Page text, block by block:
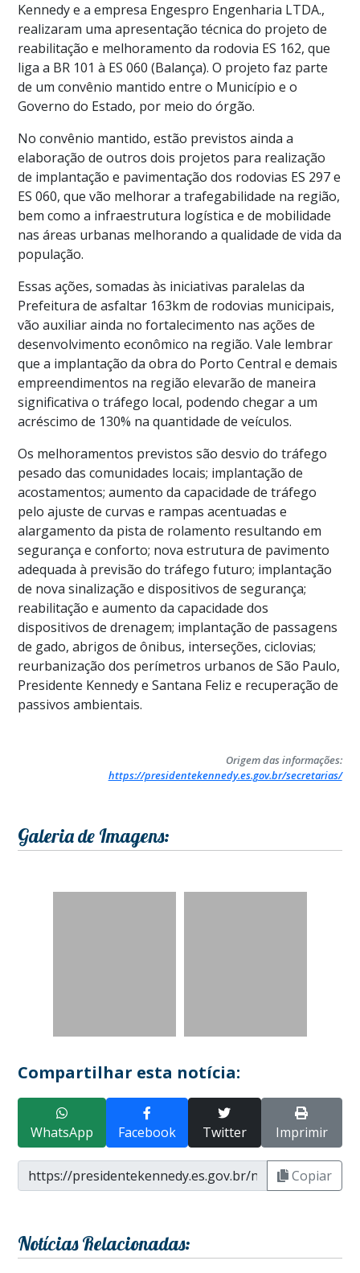
Kennedy e a empresa Engespro Engenharia LTDA.,
realizaram uma apresentação técnica do projeto de
reabilitação e melhoramento da rodovia ES 162, que
liga a BR 101 à ES 060 (Balança). O projeto faz parte
de um convênio mantido entre o Município e o
Governo do Estado, por meio do órgão.
No convênio mantido, estão previstos ainda a
elaboração de outros dois projetos para realização
de implantação e pavimentação dos rodovias ES 297 e
ES 060, que vão melhorar a trafegabilidade na região,
bem como a infraestrutura logística e de mobilidade
nas áreas urbanas melhorando a qualidade de vida da
população.
Essas ações, somadas às iniciativas paralelas da
Prefeitura de asfaltar 163km de rodovias municipais,
vão auxiliar ainda no fortalecimento nas ações de
desenvolvimento econômico na região. Vale lembrar
que a implantação da obra do Porto Central e demais
empreendimentos na região elevarão de maneira
significativa o tráfego local, podendo chegar a um
acréscimo de 130% na quantidade de veículos.
Os melhoramentos previstos são desvio do tráfego
pesado das comunidades locais; implantação de
acostamentos; aumento da capacidade de tráfego
pelo ajuste de curvas e rampas acentuadas e
alargamento da pista de rolamento resultando em
segurança e conforto; nova estrutura de pavimento
adequada à previsão do tráfego futuro; implantação
de nova sinalização e dispositivos de segurança;
reabilitação e aumento da capacidade dos
dispositivos de drenagem; implantação de passagens
de gado, abrigos de ônibus, interseções, ciclovias;
reurbanização dos perímetros urbanos de São Paulo,
Presidente Kennedy e Santana Feliz e recuperação de
passivos ambientais.
Origem das informações:
https://presidentekennedy.es.gov.br/secretarias/
Galeria de Imagens:
Compartilhar esta notícia:
WhatsApp Facebook Twitter Imprimir
Copiar
Notícias Relacionadas: